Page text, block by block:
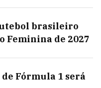
brasileiro
Feminina de 2027
Fórmula 1 será